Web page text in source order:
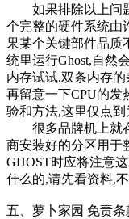
如果排除以上问题
个完整的硬件系统由
果某个关键部件品质
统里运行Ghost,自然
内存试试.双条内存
再留意一下CPU的发
验和方法,这里仅点到
很多品牌机上就存
商安装好的分区用于
GHOST时应将注意
什么的,请先看资料,
五、萝卜家园 免责条